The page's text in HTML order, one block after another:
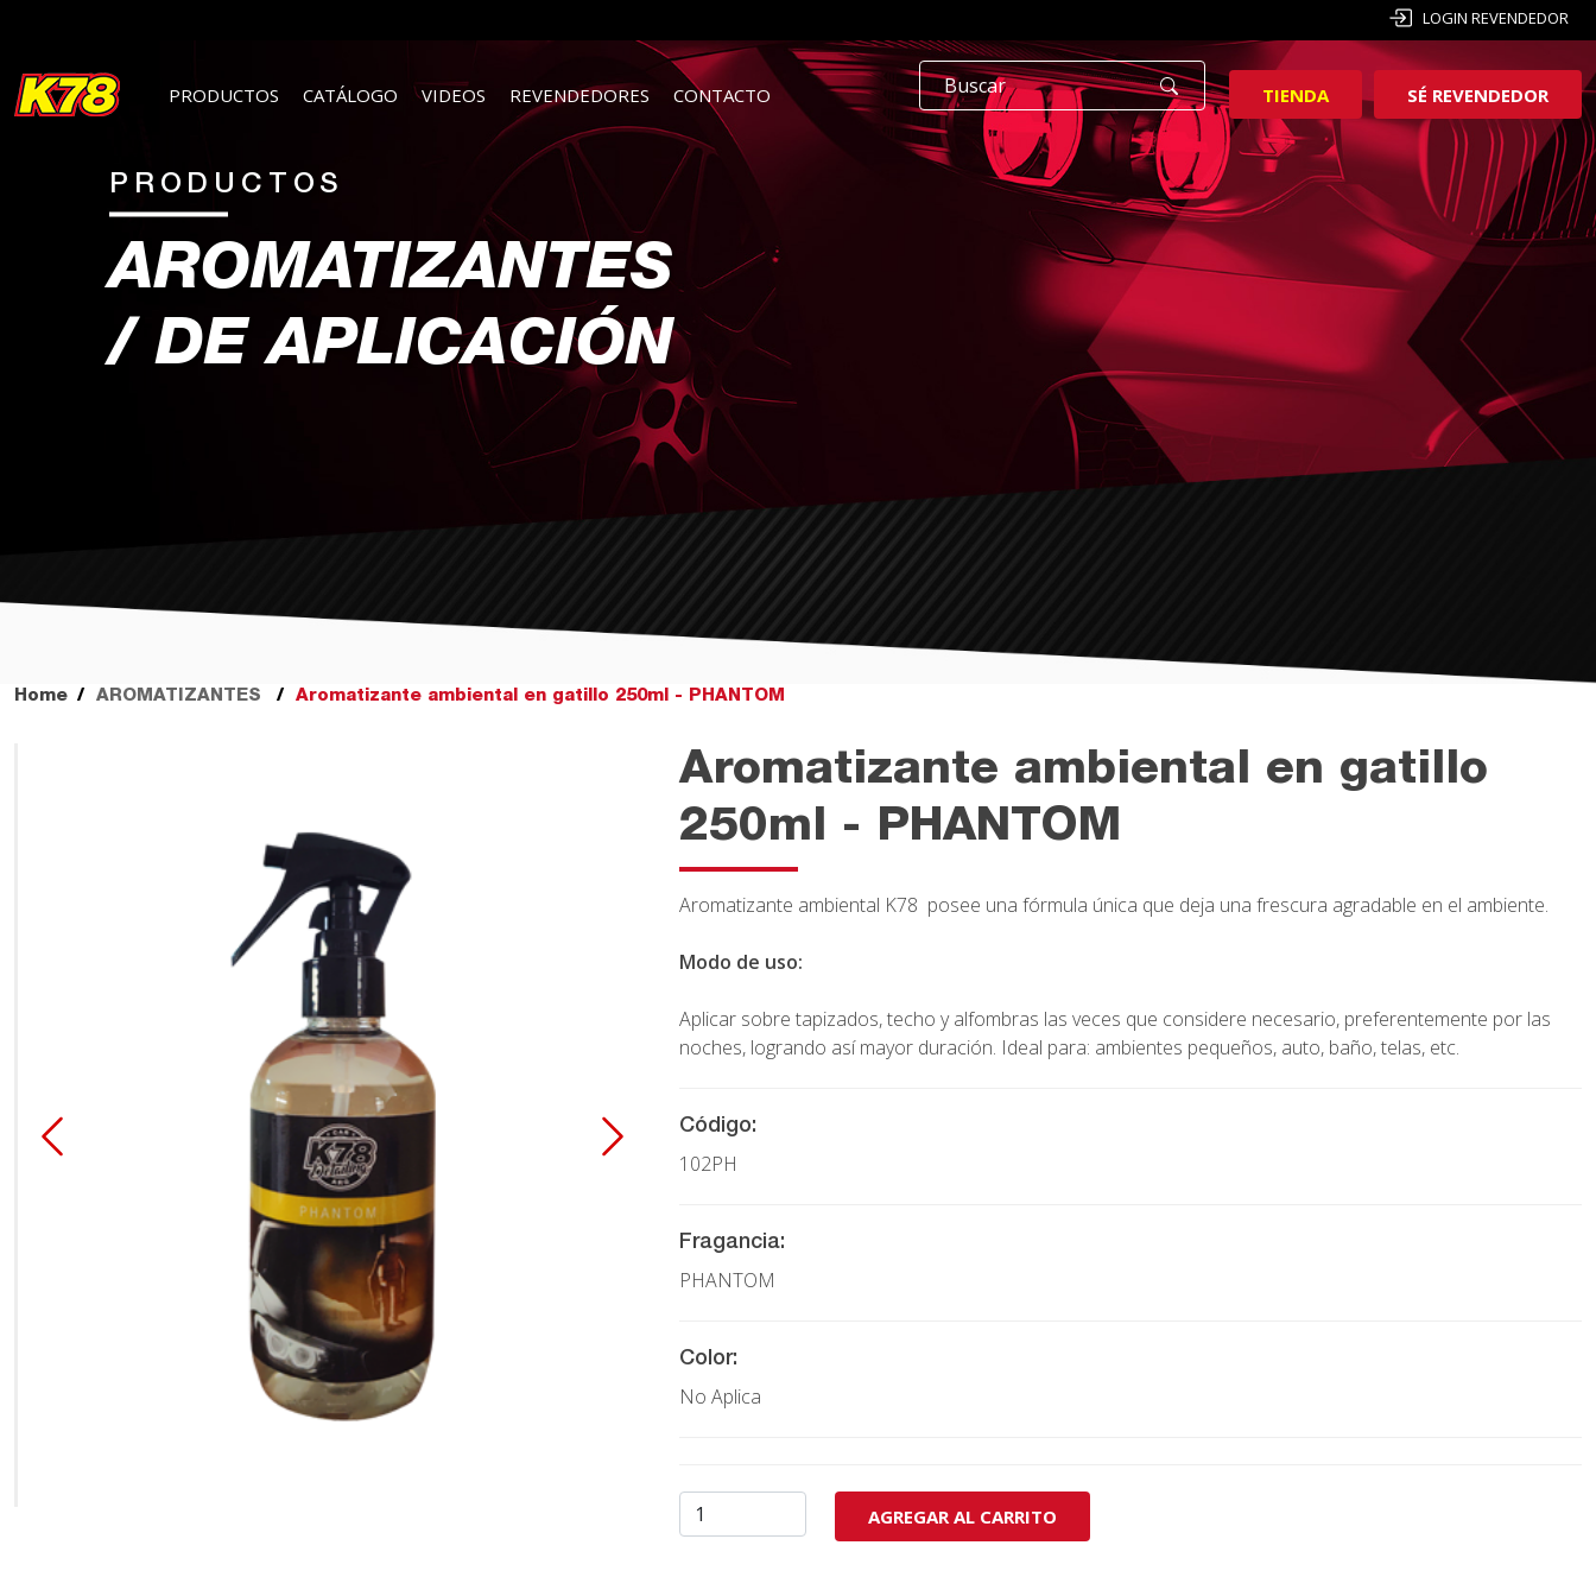
LOGIN REVENDEDOR
PRODUCTOS CATÁLOGO VIDEOS REVENDEDORES CONTACTO TIENDA SÉ REVENDEDOR
PRODUCTOS
AROMATIZANTES
/ DE APLICACIÓN
Home AROMATIZANTES Aromatizante ambiental en gatillo 250ml - PHANTOM
Aromatizante ambiental en gatillo
250ml - PHANTOM
Aromatizante ambiental K78 posee una fórmula única que deja una frescura agradable en el ambiente.
Modo de uso:
Aplicar sobre tapizados, techo y alfombras las veces que considere necesario, preferentemente por las
noches, logrando así mayor duración. Ideal para: ambientes pequeños, auto, baño, telas, etc.
Código:
102PH
Fragancia:
PHANTOM
Color:
No Aplica
AGREGAR AL CARRITO